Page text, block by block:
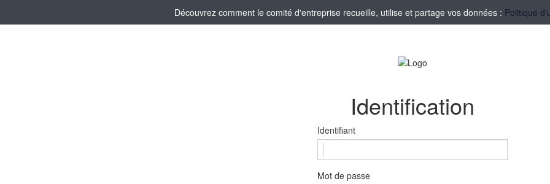
Découvrez comment le comité d'entreprise recueille, utilise et partage vos données : Politique
Identification
Identifiant
Mot de passe